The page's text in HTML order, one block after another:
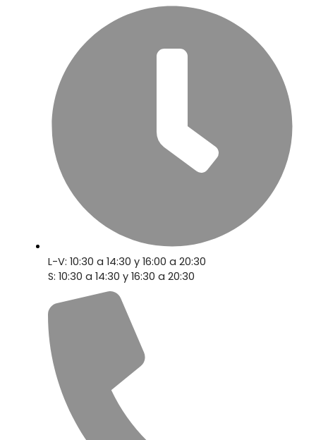
L-V: 10:30 a 14:30 y 16:00 a 20:30
S: 10:30 a 14:30 y 16:30 a 20:30